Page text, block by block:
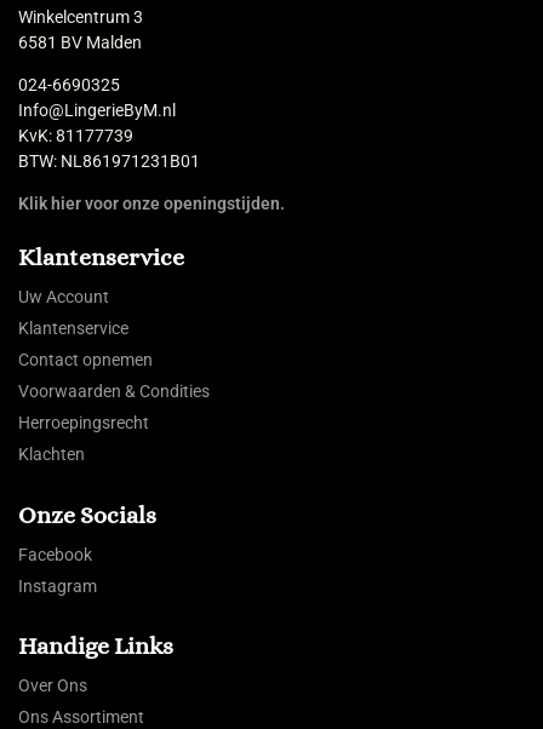
Winkelcentrum 3
6581 BV Malden
024-6690325
Info@LingerieByM.nl
KvK: 81177739
BTW: NL861971231B01
Klik hier voor onze openingstijden.
Klantenservice
Uw Account
Klantenservice
Contact opnemen
Voorwaarden & Condities
Herroepingsrecht
Klachten
Onze Socials
Facebook
Instagram
Handige Links
Over Ons
Ons Assortiment